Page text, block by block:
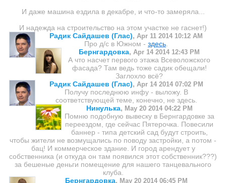
И даже машина ездила в декабре, и что-то замеряла...
И надежда на строительство на этом участке не гаснет!)
Радик Сайдашев (Глас), Apr 11 2014 10:12 AM
Про д/с в Южном - здесь
Бернгардовка, Apr 14 2014 12:43 PM
А что насчет первого этажа Всеволожского
фасада? Там ведь тоже садик обещали!
Заглохло всё?
Радик Сайдашев (Глас), Apr 14 2014 07:02 PM
Получу последнюю инфу - выложу. В
соответствующей теме, конечно, не здесь.
Нинулька, May 20 2014 04:22 PM
Помню подобную вывеску в Бернгардовке за
переездом, где сейчас Пятерочка. Повесили
баннер - типа детский сад будут строить,
чтобы жители не возмущались по поводу застройки, а потом -
бац! И коммерческое здание. И город арендует у
собственника (и откуда он там появился этот собственник???)
за бешеные деньги помещение для нашего танцевального
клуба.
Бернгардовка, May 20 2014 06:45 PM